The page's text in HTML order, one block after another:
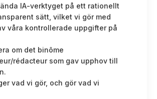
IA-verktyget på ett rationellt
sätt, vilket vi gör med
våra kontrollerade uppgifter på
om det binôme
rédacteur som gav upphov till
vad vi gör, och gör vad vi